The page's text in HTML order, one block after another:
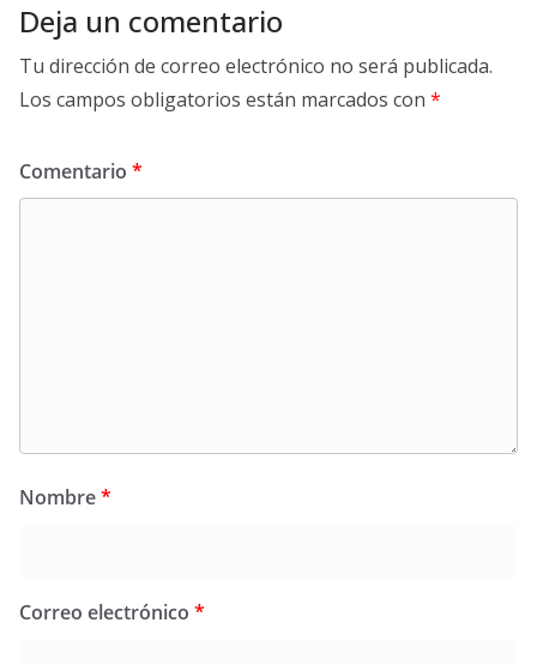
Deja un comentario
Tu dirección de correo electrónico no será publicada.
Los campos obligatorios están marcados con *
Comentario *
Nombre*
Correo electrónico *